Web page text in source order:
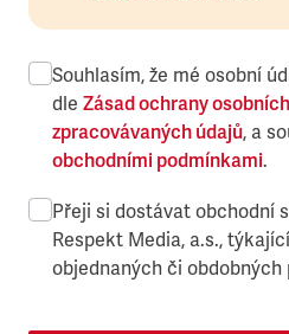
Souhlasím, že mé osobní
dle Zásad ochrany
zpracovávaných údajů, a
obchodními podmínkami.
Přeji si dostávat obchodní
Respekt Media, a.s.,
objednaných či obdobných